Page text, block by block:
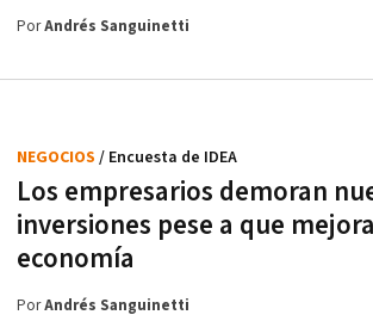
PorAndrés Sanguinetti
Los empresarios demoran
inversiones pese a que
economía
NEGOCIOS / Encuesta de IDEA
PorAndrés Sanguinetti